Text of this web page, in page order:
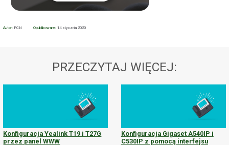
Autor: FCN Opublikowane: 14 stycznia 2020
PRZECZYTAJ WIĘCEJ:
Konfiguracja Yealink T19 i T27G
przez panel WWW
Konfiguracja Gigaset A540IP i
C530IP z pomocą interfejsu